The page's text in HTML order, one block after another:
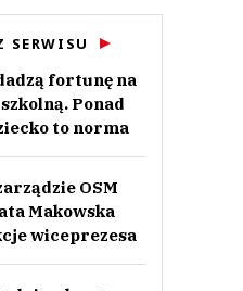
SERWISU
fortunę na
Ponad
to norma
OSM
Makowska
wiceprezesa